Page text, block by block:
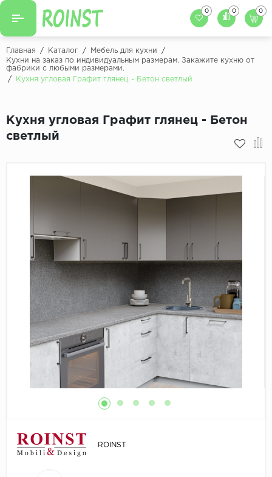
Назад
Кухни на заказ
Кухонный фартук
Мойки для кухни
Декоры столешниц
Декоры ЛДСП для мебели
0 0 0
Главная / Каталог / Мебель для кухни
/
Кухни на заказ по индивидуальным размерам. Закажите кухню от
фабрики с любыми размерами.
/
Кухня угловая Графит глянец - Бетон светлый
Кухня угловая Графит глянец - Бетон
светлый
ROINST